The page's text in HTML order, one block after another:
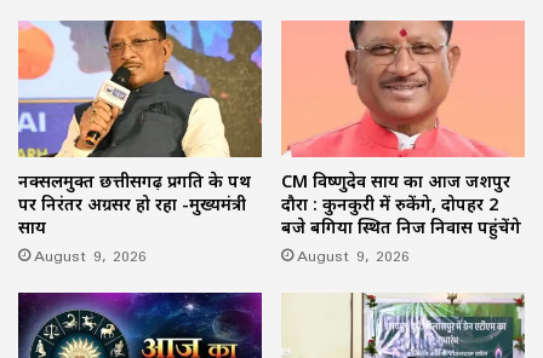
नक्सलमुक्त छत्तीसगढ़ प्रगति के पथ
पर निरंतर अग्रसर हो रहा -मुख्यमंत्री
साय
August 9, 2026
CM विष्णुदेव साय का आज जशपुर
दौरा : कुनकुरी में रुकेंगे, दोपहर 2
बजे बगिया स्थित निज निवास पहुंचेंगे
August 9, 2026